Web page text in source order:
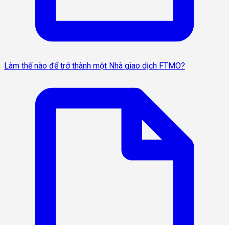
Làm thế nào để trở thành một Nhà giao dịch FTMO?